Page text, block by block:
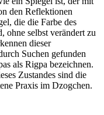
den Reflektionen
die die Farbe des
ohne selbst verändert zu
dieser
Suchen gefunden
als Rigpa bezeichnen.
Zustandes sind die
Praxis im Dzogchen.